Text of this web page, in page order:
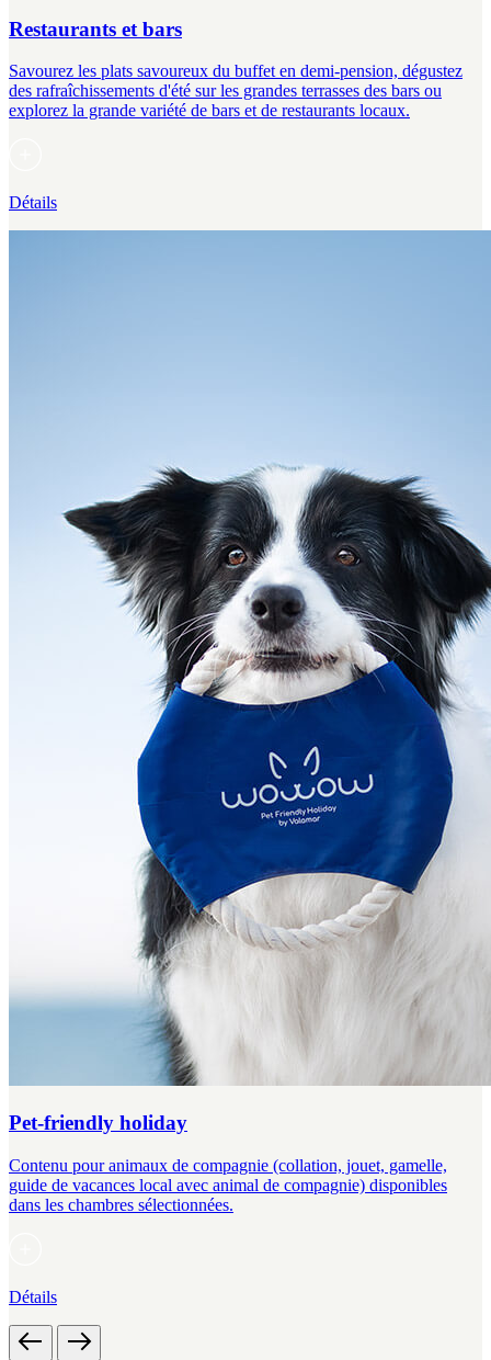
Restaurants et bars
Savourez les plats savoureux du buffet en demi-pension, dégustez
des rafraîchissements d'été sur les grandes terrasses des bars ou
explorez la grande variété de bars et de restaurants locaux.
Détails
Pet-friendly holiday
Contenu pour animaux de compagnie (collation, jouet, gamelle,
guide de vacances local avec animal de compagnie) disponibles
dans les chambres sélectionnées.
Détails